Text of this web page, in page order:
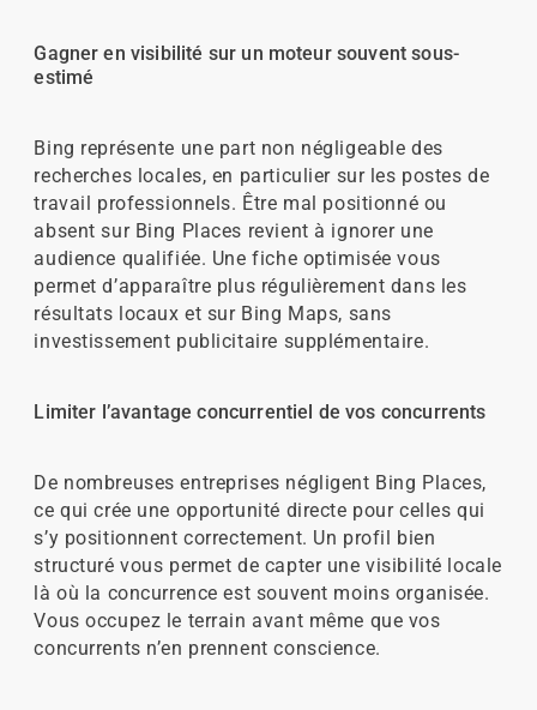
Gagner en visibilité sur un moteur souvent sous-
estimé
Bing représente une part non négligeable des
recherches locales, en particulier sur les postes de
travail professionnels. Être mal positionné ou
absent sur Bing Places revient à ignorer une
audience qualifiée. Une fiche optimisée vous
permet d’apparaître plus régulièrement dans les
résultats locaux et sur Bing Maps, sans
investissement publicitaire supplémentaire.
Limiter l’avantage concurrentiel de vos concurrents
De nombreuses entreprises négligent Bing Places,
ce qui crée une opportunité directe pour celles qui
s’y positionnent correctement. Un profil bien
structuré vous permet de capter une visibilité locale
là où la concurrence est souvent moins organisée.
Vous occupez le terrain avant même que vos
concurrents n’en prennent conscience.